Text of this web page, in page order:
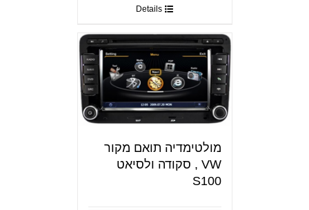
Details
מולטימדיה תואם מקור
VW , סקודה ולסיאט
S100